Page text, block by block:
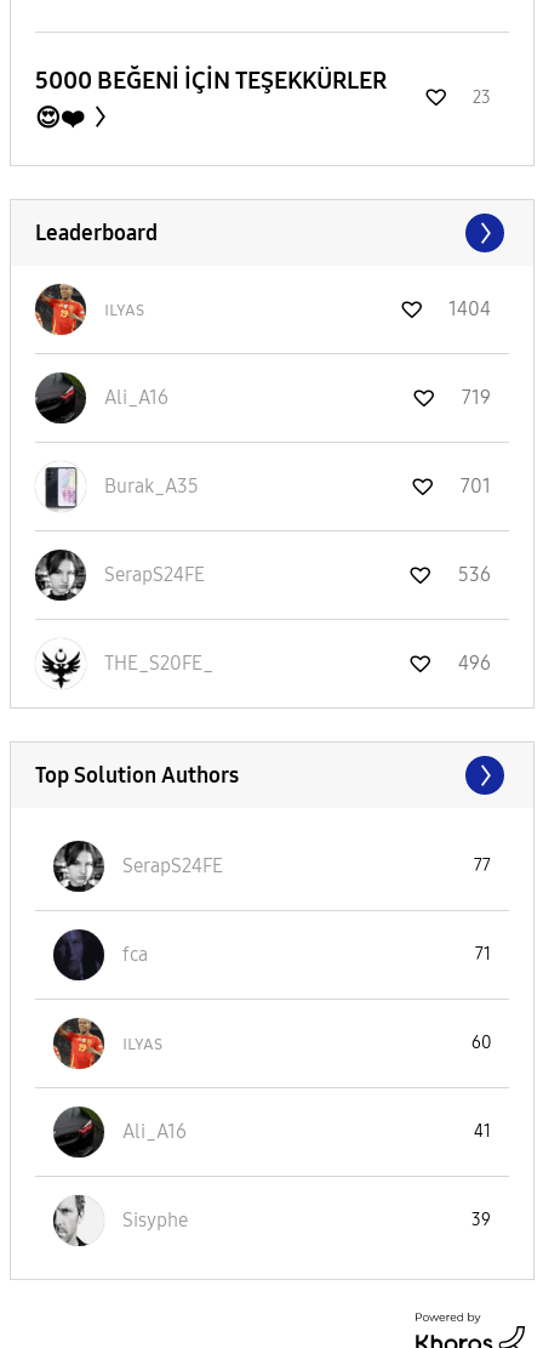
5000 BEĞENİ İÇİN TEŞEKKÜRLER
😍❤️
23
Leaderboard
ɪʟʏᴀs 1404
Ali_A16 719
Burak_A35 701
SerapS24FE 536
THE_S20FE_ 496
Top Solution Authors
SerapS24FE 77
fca 71
ɪʟʏᴀs 60
Ali_A16 41
Sisyphe 39